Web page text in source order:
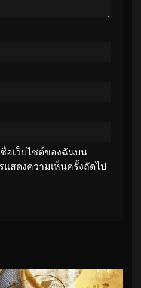
อเว็บไซต์ของฉันบน
แสดงความเห็นครั้งถัดไป